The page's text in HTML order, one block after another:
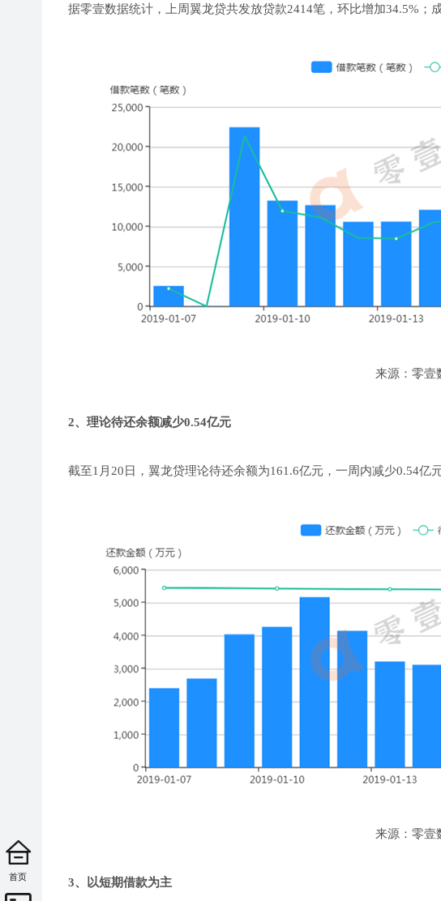
据零壹数据统计，上周翼龙贷共发放贷款2414笔，环比增加34.5%；
来源：零壹
2、理论待还余额减少0.54亿元
截至1月20日，翼龙贷理论待还余额为161.6亿元，一周内减少0.54亿
来源：零壹
3、以短期借款为主
首页